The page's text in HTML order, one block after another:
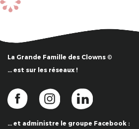
La Grande Famille des Clowns ©
… est sur les réseaux !
… et administre le groupe Facebook :